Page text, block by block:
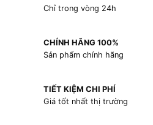
Chỉ trong vòng 24h
CHÍNH HÃNG 100%
Sản phẩm chính hãng
TIẾT KIỆM CHI PHÍ
Giá tốt nhất thị trường